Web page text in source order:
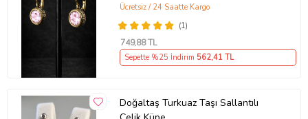
(1)
Ücretsiz / 24 Saatte Kargo
749,88 TL
Sepette %25 İndirim 562,41 TL
Doğaltaş Turkuaz Taşı Sallantılı